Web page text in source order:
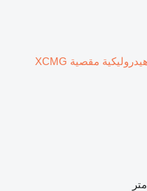
رافعة هيدروليكية مقصية XCMG